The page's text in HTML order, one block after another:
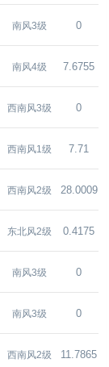
南风3级 0
南风4级 7.6755
西南风3级 0
西南风1级 7.71
西南风2级 28.0009
东北风2级 0.4175
南风3级 0
南风3级 0
西南风2级 11.7865